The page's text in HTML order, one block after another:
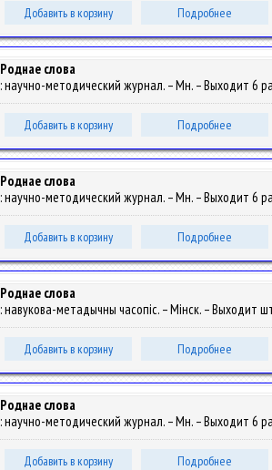
Добавить в корзину Подробнее
Роднае слова
: научно-методический журнал. – Мн. – Выходит 6
Добавить в корзину Подробнее
Роднае слова
: научно-методический журнал. – Мн. – Выходит 6
Добавить в корзину Подробнее
Роднае слова
: навукова-метадычны часопіс. – Мінск. – Выходит
Добавить в корзину Подробнее
Роднае слова
: научно-методический журнал. – Мн. – Выходит 6
Добавить в корзину Подробнее